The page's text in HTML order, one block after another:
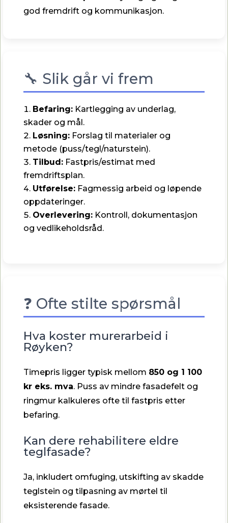
god fremdrift og kommunikasjon.
🔧 Slik går vi frem
Befaring: Kartlegging av underlag,
skader og mål.
Løsning: Forslag til materialer og
metode (puss/tegl/naturstein).
Tilbud: Fastpris/estimat med
fremdriftsplan.
Utførelse: Fagmessig arbeid og løpende
oppdateringer.
Overlevering: Kontroll, dokumentasjon
og vedlikeholdsråd.
❓ Ofte stilte spørsmål
Hva koster murerarbeid i
Røyken?
Timepris ligger typisk mellom 850 og 1 100
kr eks. mva. Puss av mindre fasadefelt og
ringmur kalkuleres ofte til fastpris etter
befaring.
Kan dere rehabilitere eldre
teglfasade?
Ja, inkludert omfuging, utskifting av skadde
teglstein og tilpasning av mørtel til
eksisterende fasade.